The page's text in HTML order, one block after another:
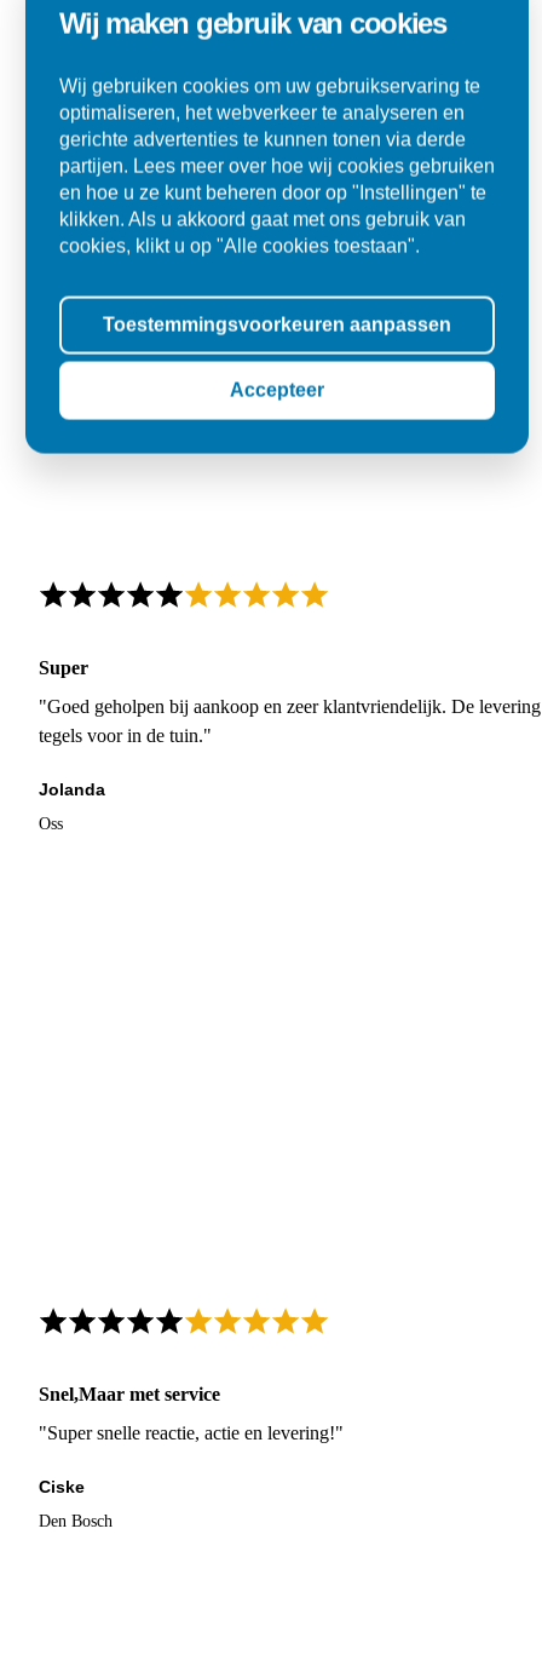
Super
"Goed geholpen bij aankoop en zeer klantvriendelijk. De
tegels voor in de tuin."
Jolanda
Oss
Snel,Maar met service
"Super snelle reactie, actie en levering!"
Ciske
Den Bosch
Wij maken gebruik van cookies
Wij gebruiken cookies om uw gebruikservaring te
optimaliseren, het webverkeer te analyseren en
gerichte advertenties te kunnen tonen via derde
partijen. Lees meer over hoe wij cookies gebruiken
en hoe u ze kunt beheren door op "Instellingen" te
klikken. Als u akkoord gaat met ons gebruik van
cookies, klikt u op "Alle cookies toestaan".
Toestemmingsvoorkeuren aanpassen
Accepteer